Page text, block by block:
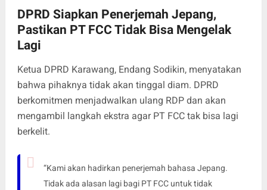
DPRD Siapkan Penerjemah Jepang,
Pastikan PT FCC Tidak Bisa Mengelak
Lagi
Ketua DPRD Karawang, Endang Sodikin, menyatakan
bahwa pihaknya tidak akan tinggal diam. DPRD
berkomitmen menjadwalkan ulang RDP dan akan
mengambil langkah ekstra agar PT FCC tak bisa lagi
berkelit.
“Kami akan hadirkan penerjemah bahasa Jepang.
Tidak ada alasan lagi bagi PT FCC untuk tidak